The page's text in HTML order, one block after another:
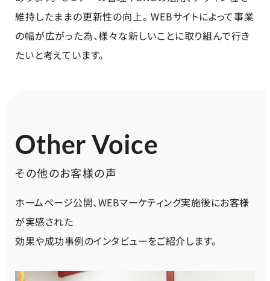
維持したままの更新性の向上。 WEBサイトによって事業
の幅が広がった為、様々な新しいことに取り組んで行き
たいと考えています。
Other Voice
その他のお客様の声
ホームページ公開、WEBマーケティング実施後にお客様
が実感された
効果や成功事例のインタビューをご紹介します。